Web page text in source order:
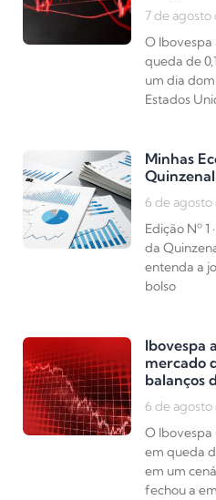
7 de
O Ibovespa
queda de
um dia
Estados
Minhas
Quinzenal
6 de
Edição Nº
da
entenda a
bolso
Ibovespa
mercado
balanços
6 de
O
em queda
em um
fechou a